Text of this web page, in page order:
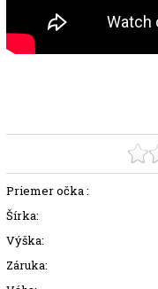
Priemer očka :
Šírka:
Výška:
Záruka: